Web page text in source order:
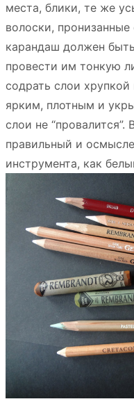
места, блики, те же
волоски,
карандаш должен
провести им тонкую
содрать слои
ярким, плотным и
слои не
правильный и
инструмента, как